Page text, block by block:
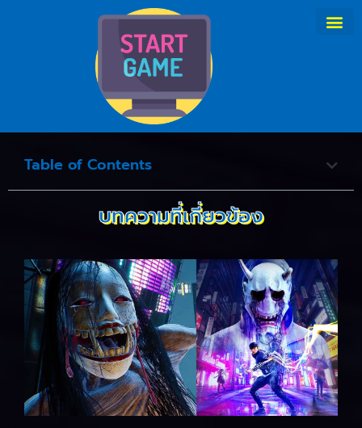
Table of Contents
บทความที่เกี่ยวข้อง